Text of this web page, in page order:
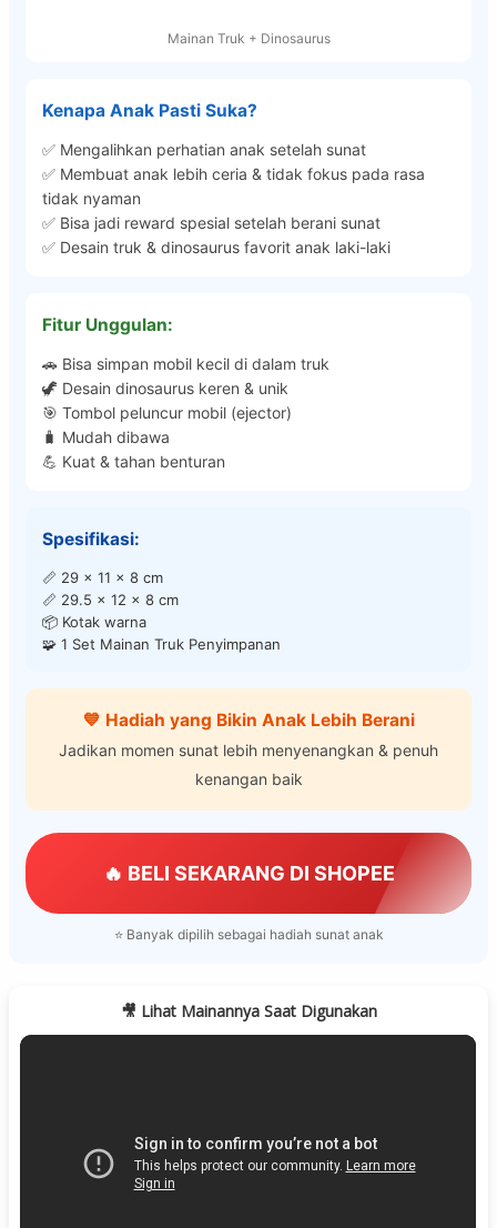
Mainan Truk + Dinosaurus
Kenapa Anak Pasti Suka?
✅ Mengalihkan perhatian anak setelah sunat
✅ Membuat anak lebih ceria & tidak fokus pada rasa
tidak nyaman
✅ Bisa jadi reward spesial setelah berani sunat
✅ Desain truk & dinosaurus favorit anak laki-laki
Fitur Unggulan:
🚗 Bisa simpan mobil kecil di dalam truk
🦖 Desain dinosaurus keren & unik
🎯 Tombol peluncur mobil (ejector)
🧳 Mudah dibawa
💪 Kuat & tahan benturan
Spesifikasi:
📏 29 x 11 x 8 cm
📏 29.5 x 12 x 8 cm
📦 Kotak warna
🧩 1 Set Mainan Truk Penyimpanan
💙 Hadiah yang Bikin Anak Lebih Berani
Jadikan momen sunat lebih menyenangkan & penuh
kenangan baik
🔥 BELI SEKARANG DI SHOPEE
⭐ Banyak dipilih sebagai hadiah sunat anak
🎥 Lihat Mainannya Saat Digunakan